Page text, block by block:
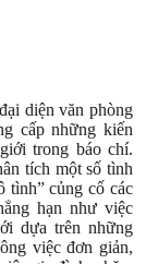
diện văn phòng
cấp những kiến
trong báo chí.
tích một số tình
tình” củng cố các
hạn như việc
dựa trên những
việc đơn giản,